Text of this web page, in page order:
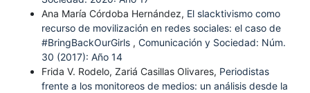
Ana María Córdoba Hernández, El slacktivismo como
recurso de movilización en redes sociales: el caso de
#BringBackOurGirls , Comunicación y Sociedad: Núm.
30 (2017): Año 14
Frida V. Rodelo, Zariá Casillas Olivares, Periodistas
frente a los monitoreos de medios: un análisis desde la